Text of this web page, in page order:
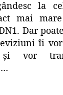
la
mai mare
Dar
îi
vor